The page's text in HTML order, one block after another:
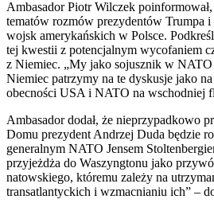
Ambasador Piotr Wilczek
tematów rozmów prezydentów Trumpa
wojsk amerykańskich w Polsce.
tej kwestii z potencjalnym wycofaniem
z Niemiec. „My jako sojusznik w NATO
Niemiec patrzymy na te dyskusje jako
obecności USA i NATO na wschodniej
Ambasador dodał, że nieprzypadkowo
Domu prezydent Andrzej Duda będzie
generalnym NATO Jensem
przyjeżdża do Waszyngtonu jako
natowskiego, któremu zależy na
transatlantyckich i wzmacnianiu ich” –